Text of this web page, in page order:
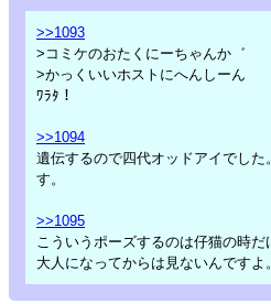
>>1093
>コミケのおたくにーちゃんか゛
>かっくいいホストにへんしーん
ﾜﾗﾀ！
>>1094
遺伝するので四代オッドアイでし
す。
>>1095
こういうポーズするのは仔猫の時だ
大人になってからは見ないんですよ